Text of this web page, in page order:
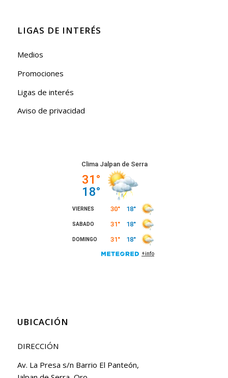
LIGAS DE INTERÉS
Medios
Promociones
Ligas de interés
Aviso de privacidad
UBICACIÓN
DIRECCIÓN
Av. La Presa s/n Barrio El Panteón,